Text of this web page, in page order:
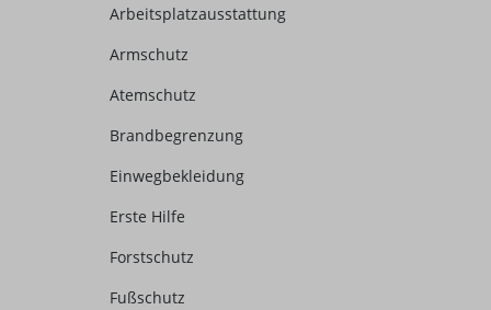
Arbeitsplatzausstattung
Armschutz
Atemschutz
Brandbegrenzung
Einwegbekleidung
Erste Hilfe
Forstschutz
Fußschutz